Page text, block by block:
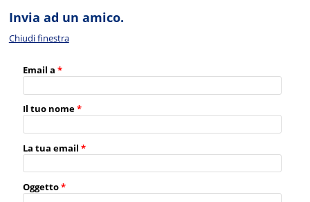
Invia ad un amico.
Chiudi finestra
Email a *
Il tuo nome*
La tua email *
Oggetto*